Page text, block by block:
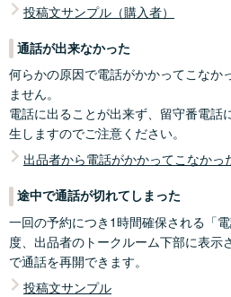
ステップ2
サービス内容の入力
サービスの出品・編集画面から、サー
い。
電話相談サービスでは「今すぐ相談」
時を確定」の方法で出品が可能です。
各電話相談サービスの出品形態と出品
ステップ1
購入後の通知
「今すぐ相談」で購入された場合はす
後に日時を確定」で購入された場合は
に通知されます。トークルームを確認
ステップ2
る」と決済方法を選択してください。
ココナラアプリをダウンロードしてい
グインしてください。
投稿文サンプル（購入者）
通話が出来なかった
何らかの原因で電話がかかってこなか
ません。
電話に出ることが出来ず、留守番電話
生しますのでご注意ください。
出品者から電話がかかってこなかっ
途中で通話が切れてしまった
一回の予約につき1時間確保される「
度、出品者のトークルーム下部に表示
で通話を再開できます。
投稿文サンプル